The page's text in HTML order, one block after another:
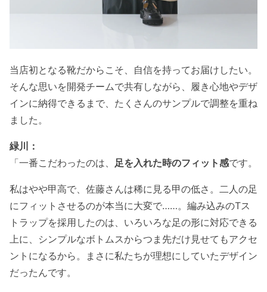
当店初となる靴だからこそ、自信を持ってお届けしたい。
そんな思いを開発チームで共有しながら、履き心地やデザ
インに納得できるまで、たくさんのサンプルで調整を重ね
ました。
緑川：
「一番こだわったのは、 足を入れた時のフィット感です。
私はやや甲高で、佐藤さんは稀に見る甲の低さ。二人の足
にフィットさせるのが本当に大変で……。編み込みのTス
トラップを採用したのは、いろいろな足の形に対応できる
上に、シンプルなボトムスからつま先だけ見せてもアクセ
ントになるから。まさに私たちが理想にしていたデザイン
だったんです。